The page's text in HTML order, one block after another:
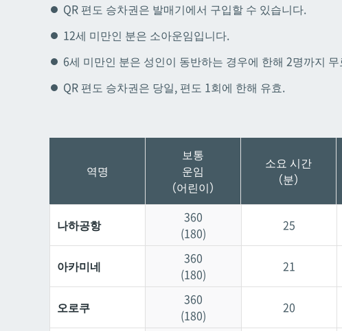
교즈카
교즈카
QR 편도 승차권은 발매기에서 구입할 수 있습니다.
12세 미만인 분은 소아운임입니다.
6세 미만인 분은 성인이 동반하는 경우에 한해 2명까지
QR 편도 승차권은 당일, 편도 1회에 한해 유효.
역명
보통
운임
（어린이）
소요 시간
（분）
나하공항
360
(180)
25
아카미네
360
(180)
21
오로쿠
360
(180)
20